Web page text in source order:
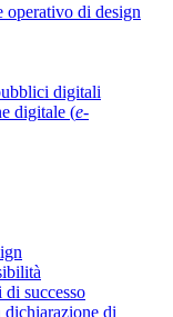
operativo di design
digitali
digitale (e-
successo
dichiarazione di